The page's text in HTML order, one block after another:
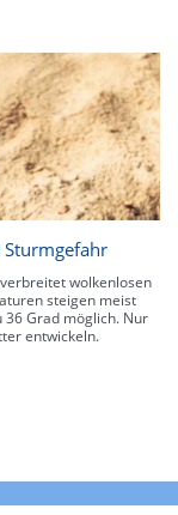
wolkenlosen
steigen meist
36 Grad möglich. Nur
entwickeln.